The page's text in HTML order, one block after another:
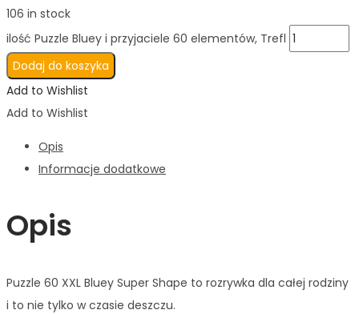
106 in stock
ilość Puzzle Bluey i przyjaciele 60 elementów, Trefl
Dodaj do koszyka
Add to Wishlist
Add to Wishlist
Opis
Informacje dodatkowe
Opis
Puzzle 60 XXL Bluey Super Shape to rozrywka dla całej rodziny
i to nie tylko w czasie deszczu.